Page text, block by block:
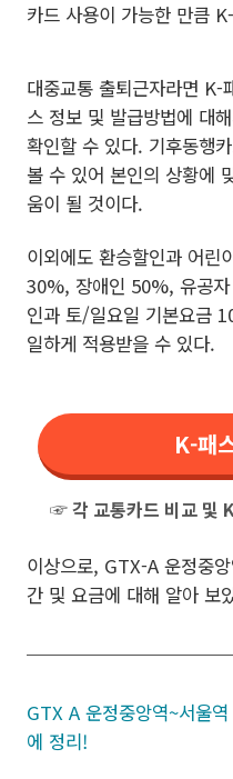
카드 사용이 가능한 만큼
대중교통 출퇴근자라면 K-
스 정보 및 발급방법에 대
확인할 수 있다. 기후동행
볼 수 있어 본인의 상황에
움이 될 것이다.
이외에도 환승할인과 어
30%, 장애인 50%, 유공
인과 토/일요일 기본요금
일하게 적용받을 수 있다.
K-패
☞각 교통카드 비교 및
이상으로, GTX-A 운정중
간 및 요금에 대해 알아 보
GTX A 운정중앙역~서울
에 정리!